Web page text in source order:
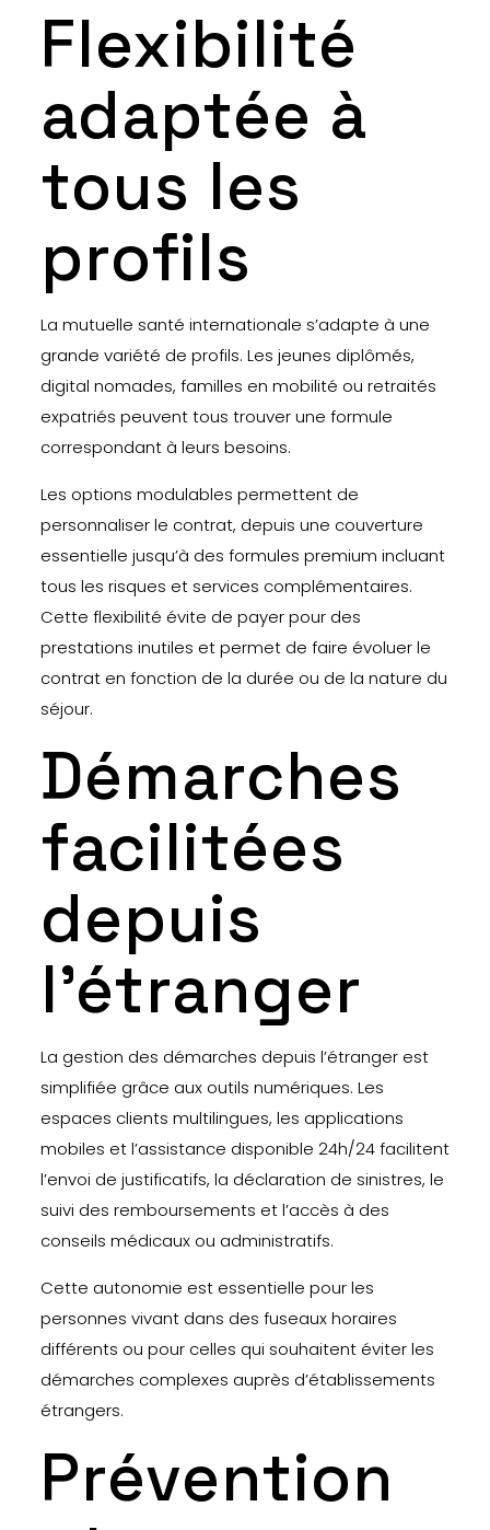
Flexibilité
adaptée à
tous les
profils
La mutuelle santé internationale s’adapte à une
grande variété de profils. Les jeunes diplômés,
digital nomades, familles en mobilité ou retraités
expatriés peuvent tous trouver une formule
correspondant à leurs besoins.
Les options modulables permettent de
personnaliser le contrat, depuis une couverture
essentielle jusqu’à des formules premium incluant
tous les risques et services complémentaires.
Cette flexibilité évite de payer pour des
prestations inutiles et permet de faire évoluer le
contrat en fonction de la durée ou de la nature du
séjour.
Démarches
facilitées
depuis
l’étranger
La gestion des démarches depuis l’étranger est
simplifiée grâce aux outils numériques. Les
espaces clients multilingues, les applications
mobiles et l’assistance disponible 24h/24 facilitent
l’envoi de justificatifs, la déclaration de sinistres, le
suivi des remboursements et l’accès à des
conseils médicaux ou administratifs.
Cette autonomie est essentielle pour les
personnes vivant dans des fuseaux horaires
différents ou pour celles qui souhaitent éviter les
démarches complexes auprès d’établissements
étrangers.
Prévention